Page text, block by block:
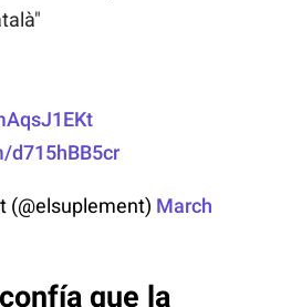
d715hBB5cr
(@elsuplement) March
que la